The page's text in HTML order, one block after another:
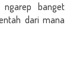
banget
dari mana